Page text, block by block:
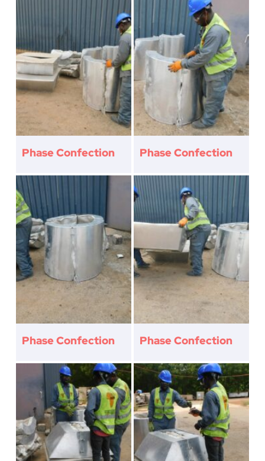
Phase Confection Phase Confection
Phase Confection Phase Confection